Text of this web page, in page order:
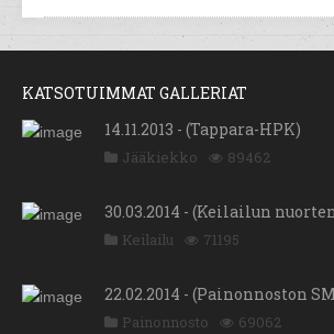
KATSOTUIMMAT GALLERIAT
14.11.2013 - (Tappara-HPK)
Jääkiekko 89462
30.03.2014 - (Keilailun
Keilailu 71195
22.02.2014 - (Painonnoston
Painonnosto 69062